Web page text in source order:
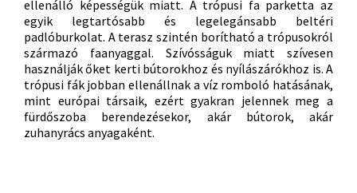
ellenálló képességük miatt. A trópusi fa parketta az
egyik legtartósabb és legelegánsabb beltéri
padlóburkolat. A terasz szintén borítható a trópusokról
származó faanyaggal. Szívósságuk miatt szívesen
használják őket kerti bútorokhoz és nyílászárókhoz is. A
trópusi fák jobban ellenállnak a víz romboló hatásának,
mint európai társaik, ezért gyakran jelennek meg a
fürdőszoba berendezésekor, akár bútorok, akár
zuhanyrács anyagaként.